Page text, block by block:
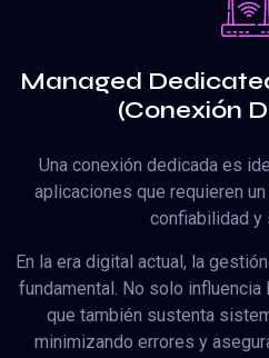
Managed
(Conexión
Una conexión dedicada es
aplicaciones que requieren
confiabilidad y
En la era digital actual, la
fundamental. No solo
que también sustenta
minimizando errores y